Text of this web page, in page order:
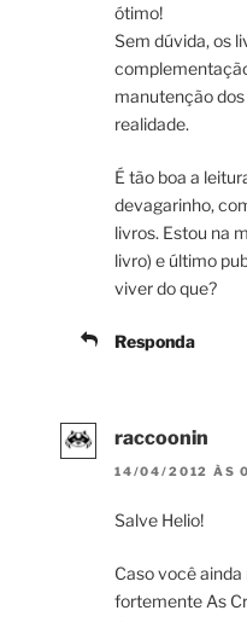
ótimo!
Sem dúvida, os
manutenção
realidade.
É tão boa a
devagarinho,
livros. Estou na
livro) e último
viver do que?
Responda
raccoonin
14/04/2012 ÀS
Salve Helio!
Caso você
fortemente As